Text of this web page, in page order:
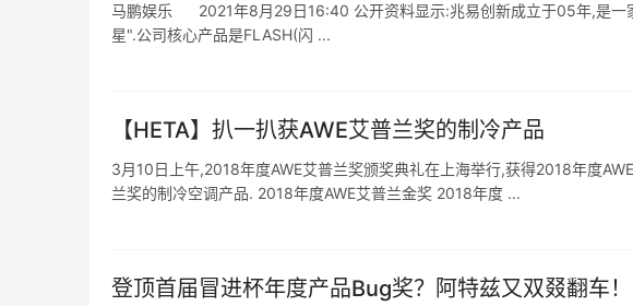
马鹏娱乐 2021年8月29日16:40 公开资料显示:兆易创新成立于05年,是一
星".公司核心产品是FLASH(闪 ...
【HETA】扒一扒获AWE艾普兰奖的制冷产品
3月10日上午,2018年度AWE艾普兰奖颁奖典礼在上海举行,获得2018年度
兰奖的制冷空调产品. 2018年度AWE艾普兰金奖 2018年度 ...
登顶首届冒进杯年度产品Bug奖？阿特兹又双叕翻车！